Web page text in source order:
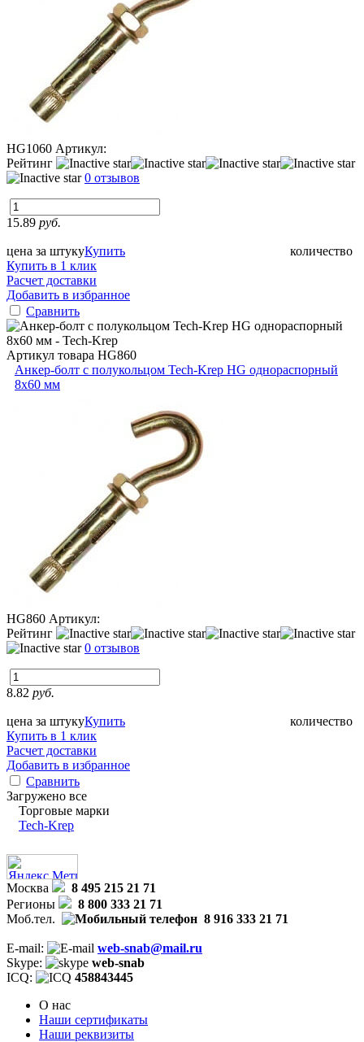
HG1060 Артикул:
Рейтинг
0 отзывов
15.89 руб.
цена за штуку количество
Купить
Купить в 1 клик
Расчет доставки
Добавить в избранное
Сравнить
Артикул товара HG860
Анкер-болт с полукольцом Tech-Krep HG однораспорный
8х60 мм
HG860 Артикул:
Рейтинг
0 отзывов
8.82 руб.
цена за штуку количество
Купить
Купить в 1 клик
Расчет доставки
Добавить в избранное
Сравнить
Загружено все
Торговые марки
Tech-Krep
Москва
8 495 215 21 71
Регионы
8 800 333 21 71
Моб.тел.
8 916 333 21 71
E-mail:
web-snab@mail.ru
Skype:
web-snab
ICQ:
458843445
О нас
Наши сертификаты
Наши реквизиты